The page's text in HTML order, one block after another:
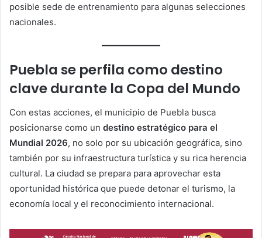
posible sede de entrenamiento para algunas selecciones
nacionales.
Puebla se perfila como destino
clave durante la Copa del Mundo
Con estas acciones, el municipio de Puebla busca
posicionarse como un destino estratégico para el
Mundial 2026, no solo por su ubicación geográfica, sino
también por su infraestructura turística y su rica herencia
cultural. La ciudad se prepara para aprovechar esta
oportunidad histórica que puede detonar el turismo, la
economía local y el reconocimiento internacional.